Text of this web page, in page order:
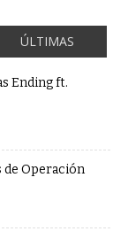
ÚLTIMAS
Ending ft.
de Operación